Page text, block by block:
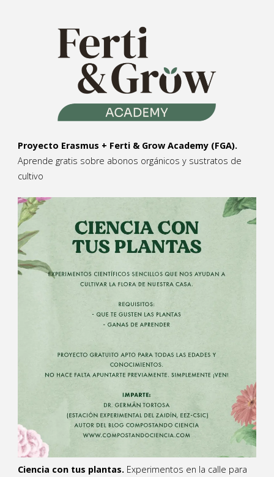
Proyecto Erasmus + Ferti & Grow Academy (FGA).
Aprende gratis sobre abonos orgánicos y sustratos de
cultivo
Ciencia con tus plantas. Experimentos en la calle para